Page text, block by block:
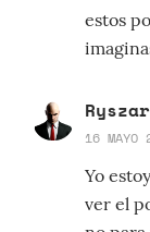
estos
16 MAYO
Yo
ver el